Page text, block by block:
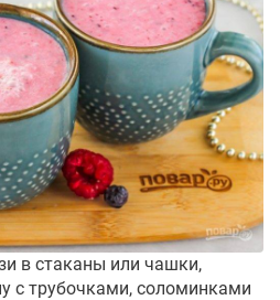
в стаканы или чашки,
с трубочками, соломинками